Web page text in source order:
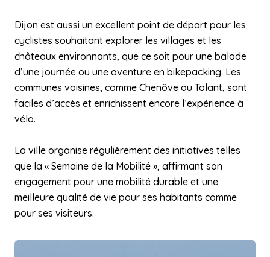
Dijon est aussi un excellent point de départ pour les
cyclistes souhaitant explorer les villages et les
châteaux environnants, que ce soit pour une balade
d’une journée ou une aventure en bikepacking. Les
communes voisines, comme Chenôve ou Talant, sont
faciles d’accès et enrichissent encore l’expérience à
vélo.
La ville organise régulièrement des initiatives telles
que la « Semaine de la Mobilité », affirmant son
engagement pour une mobilité durable et une
meilleure qualité de vie pour ses habitants comme
pour ses visiteurs.